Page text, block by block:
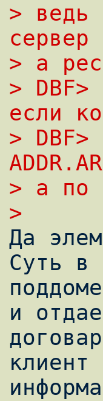
> ведь
сервер
> а
>
если
>
> а по
>
Да
Суть в
и